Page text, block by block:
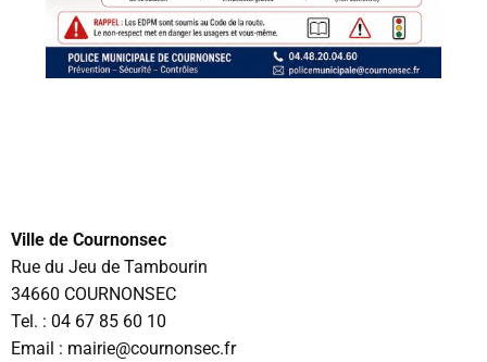
Ville de Cournonsec
Rue du Jeu de Tambourin
34660 COURNONSEC
Tel. : 04 67 85 60 10
Email : mairie@cournonsec.fr